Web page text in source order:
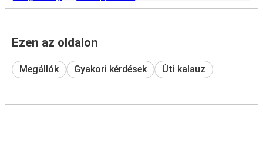
Ezen az oldalon
Megállók Gyakori kérdések Úti kalauz